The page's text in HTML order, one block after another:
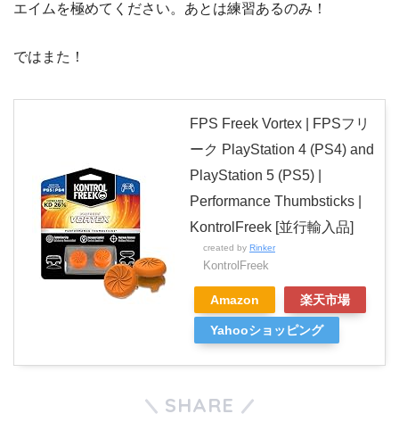
エイムを極めてください。あとは練習あるのみ！
ではまた！
FPS Freek Vortex | FPSフリ
ーク PlayStation 4 (PS4) and
PlayStation 5 (PS5) |
Performance Thumbsticks |
KontrolFreek [並行輸入品]
created by Rinker
KontrolFreek
Amazon 楽天市場
Yahooショッピング
SHARE